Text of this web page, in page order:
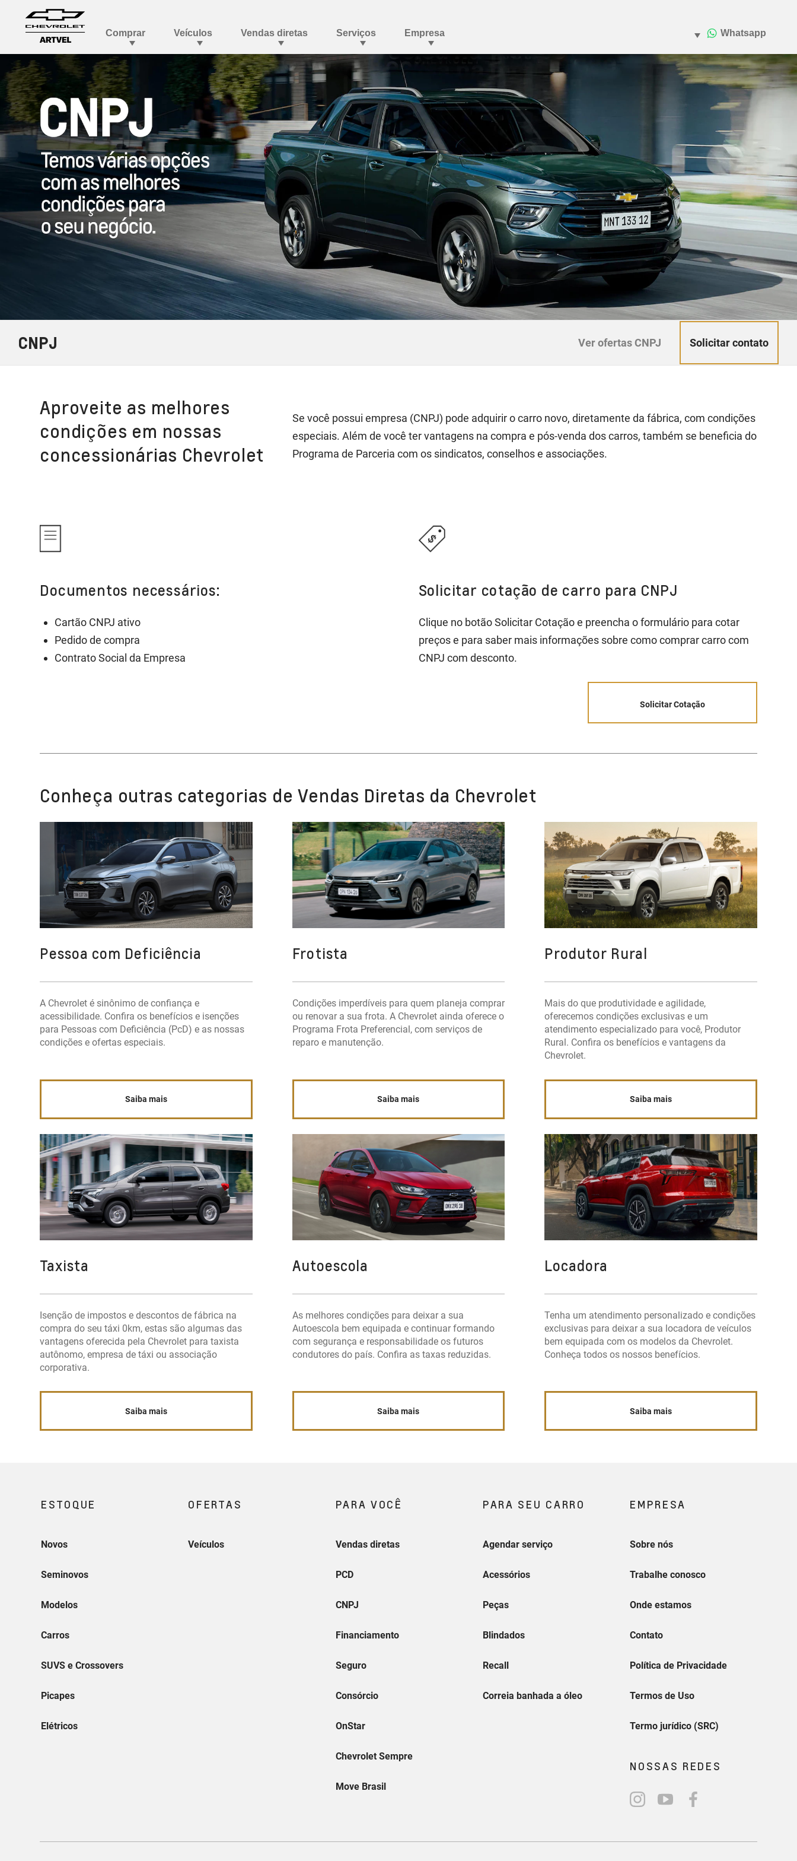
CNPJ Ver ofertas CNPJ Solicitar contato
Aproveite as melhores
condições em nossas
concessionárias Chevrolet
Se você possui empresa (CNPJ) pode adquirir o carro novo, diretamente da fábrica, com condições
especiais. Além de você ter vantagens na compra e pós-venda dos carros, também se beneficia do
Programa de Parceria com os sindicatos, conselhos e associações.
Documentos necessários:
Cartão CNPJ ativo
Pedido de compra
Contrato Social da Empresa
Solicitar cotação de carro para CNPJ
Clique no botão Solicitar Cotação e preencha o formulário para cotar
preços e para saber mais informações sobre como comprar carro com
CNPJ com desconto.
Solicitar Cotação
Conheça outras categorias de Vendas Diretas da Chevrolet
Pessoa com Deficiência
A Chevrolet é sinônimo de confiança e
acessibilidade. Confira os benefícios e isenções
para Pessoas com Deficiência (PcD) e as nossas
condições e ofertas especiais.
Saiba mais
Frotista
Condições imperdíveis para quem planeja comprar
ou renovar a sua frota. A Chevrolet ainda oferece o
Programa Frota Preferencial, com serviços de
reparo e manutenção.
Saiba mais
Produtor Rural
Mais do que produtividade e agilidade,
oferecemos condições exclusivas e um
atendimento especializado para você, Produtor
Rural. Confira os benefícios e vantagens da
Chevrolet.
Saiba mais
Taxista
Isenção de impostos e descontos de fábrica na
compra do seu táxi 0km, estas são algumas das
vantagens oferecida pela Chevrolet para taxista
autônomo, empresa de táxi ou associação
corporativa.
Saiba mais
Autoescola
As melhores condições para deixar a sua
Autoescola bem equipada e continuar formando
com segurança e responsabilidade os futuros
condutores do país. Confira as taxas reduzidas.
Saiba mais
Locadora
Tenha um atendimento personalizado e condições
exclusivas para deixar a sua locadora de veículos
bem equipada com os modelos da Chevrolet.
Conheça todos os nossos benefícios.
Saiba mais